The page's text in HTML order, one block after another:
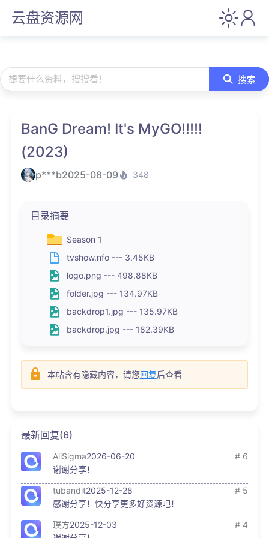
云盘资源网
想要什么资料，搜搜看！ 搜索
BanG Dream! It's MyGO!!!!!
(2023)
p***b2025-08-09 348
目录摘要
Season 1
tvshow.nfo --- 3.45KB
logo.png --- 498.88KB
folder.jpg --- 134.97KB
backdrop1.jpg --- 135.97KB
backdrop.jpg --- 182.39KB
本帖含有隐藏内容，请您回复后查看
最新回复(6)
AliSigma2026-06-20
# 6
谢谢分享！
tubandit2025-12-28
# 5
感谢分享！快分享更多好资源吧！
璞方2025-12-03
# 4